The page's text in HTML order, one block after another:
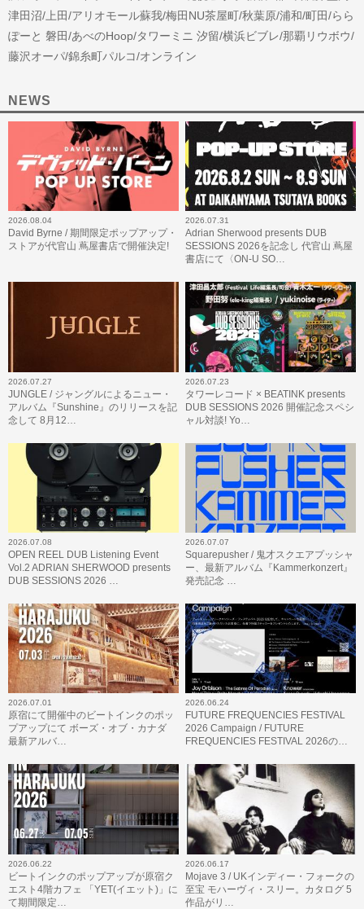
津田沼/上田/アリオモール蘇我/梅田NU茶屋町/秋葉原/浦和/町田/らら
ぽーと 磐田/あべのHoop/タワーミニ 汐留/横浜ビブレ/那覇リウボウ/
藤沢オーパ/錦糸町パルコ/オンライン
NEWS
2026.08.04
David Byrne / 期間限定ポップアップ・
ストアが代官山 蔦屋書店で開催決定!
2026.07.31
Adrian Sherwood presents DUB
SESSIONS 2026を記念し 代官山 蔦屋
書店にて〈ON-U SO…
2026.07.27
JUNGLE / ジャングルによるニュー・
アルバム『Sunshine』のリリースを記
念して 8月12…
2026.07.23
タワーレコード × BEATINK presents
DUB SESSIONS 2026 開催記念スペシ
ャル対談! Yo…
2026.07.08
OPEN REEL DUB Listening Event
Vol.2 ADRIAN SHERWOOD presents
DUB SESSIONS 2026 …
2026.07.07
Squarepusher / 鬼才スクエアプッシャ
ー、最新アルバム『Kammerkonzert』
発売記念 …
2026.07.01
原宿にて開催中のビートインクのポッ
プアップにて ボーズ・オブ・カナダ
最新アルバ…
2026.06.24
FUTURE FREQUENCIES FESTIVAL
2026 Campaign / FUTURE
FREQUENCIES FESTIVAL 2026の…
2026.06.22
ビートインクのポップアップが原宿ク
エスト4階カフェ 「YET(イエット)」に
て期間限定…
2026.06.17
Mojave 3 / UKインディー・フォークの
至宝 モハーヴィ・スリー。カタログ 5
作品がリ…